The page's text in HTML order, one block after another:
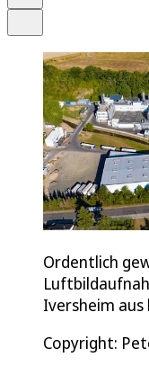
Ordentlich
Iversheim
Copyright: